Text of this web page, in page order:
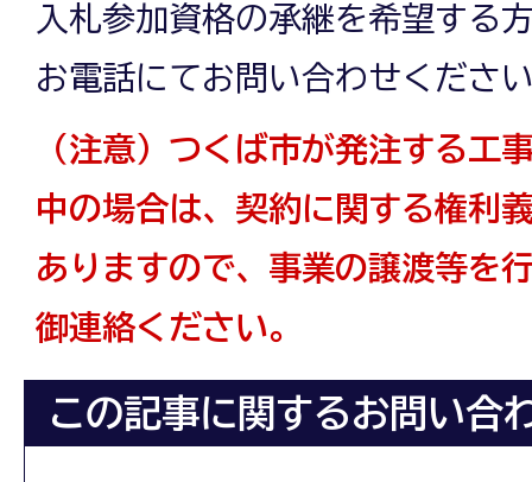
入札参加資格の承継を希望する
お電話にてお問い合わせくださ
（注意）つくば市が発注する工
中の場合は、契約に関する権利
ありますので、事業の譲渡等を
御連絡ください。
この記事に関するお問い合